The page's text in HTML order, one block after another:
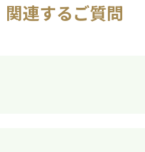
関連するご質問